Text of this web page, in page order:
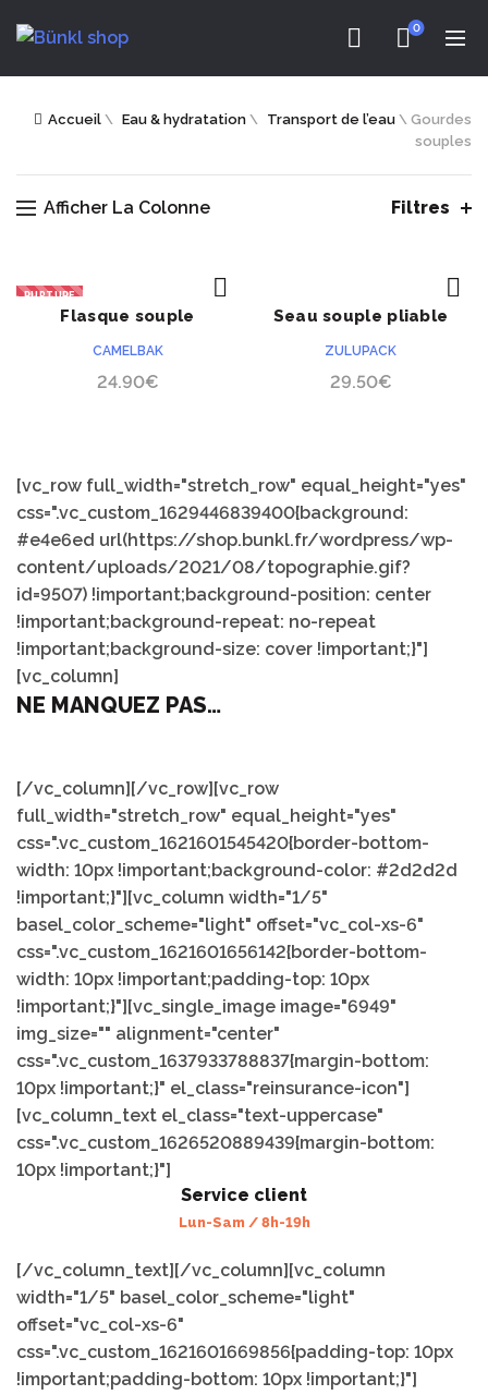
0
Accueil \ Eau & hydratation \ Transport de l’eau \ Gourdes
souples
Afficher La Colonne Filtres
RUPTURE
ACHETER
Flasque souple
CAMELBAK
24.90€
ACHETER
Seau souple pliable
ZULUPACK
29.50€
[vc_row full_width="stretch_row" equal_height="yes"
css=".vc_custom_1629446839400{background:
#e4e6ed url(https://shop.bunkl.fr/wordpress/wp-
content/uploads/2021/08/topographie.gif?
id=9507) !important;background-position: center
!important;background-repeat: no-repeat
!important;background-size: cover !important;}"]
[vc_column]
NE MANQUEZ PAS…
[/vc_column][/vc_row][vc_row
full_width="stretch_row" equal_height="yes"
css=".vc_custom_1621601545420{border-bottom-
width: 10px !important;background-color: #2d2d2d
!important;}"][vc_column width="1/5"
basel_color_scheme="light" offset="vc_col-xs-6"
css=".vc_custom_1621601656142{border-bottom-
width: 10px !important;padding-top: 10px
!important;}"][vc_single_image image="6949"
img_size="" alignment="center"
css=".vc_custom_1637933788837{margin-bottom:
10px !important;}" el_class="reinsurance-icon"]
[vc_column_text el_class="text-uppercase"
css=".vc_custom_1626520889439{margin-bottom:
10px !important;}"]
Service client
Lun-Sam / 8h-19h
[/vc_column_text][/vc_column][vc_column
width="1/5" basel_color_scheme="light"
offset="vc_col-xs-6"
css=".vc_custom_1621601669856{padding-top: 10px
!important;padding-bottom: 10px !important;}"]